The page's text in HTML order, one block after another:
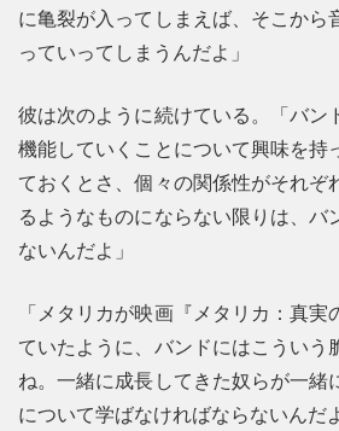
に亀裂が入ってしまえば、そこから
っていってしまうんだよ」
彼は次のように続けている。「バン
機能していくことについて興味を持
ておくとさ、個々の関係性がそれぞ
るようなものにならない限りは、バ
ないんだよ」
「メタリカが映画『メタリカ：真
ていたように、バンドにはこういう
ね。一緒に成長してきた奴らが一緒
について学ばなければならないんだ